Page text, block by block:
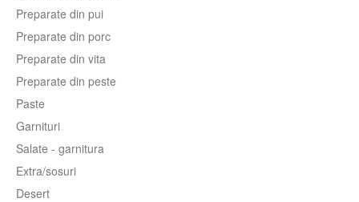
Preparate din pui
Preparate din porc
Preparate din vita
Preparate din peste
Paste
Garnituri
Salate - garnitura
Extra/sosuri
Desert